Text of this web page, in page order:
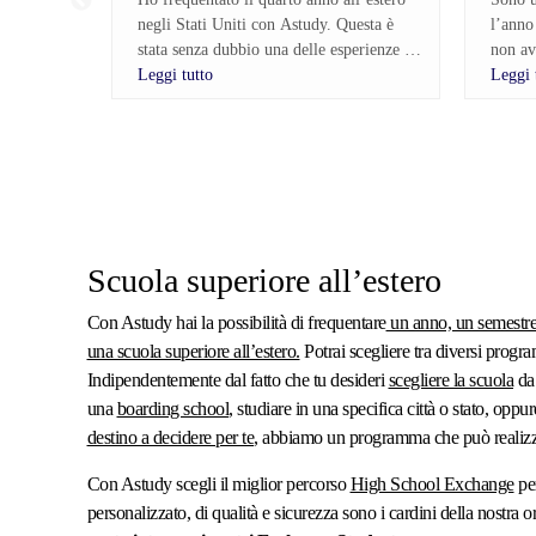
negli Stati Uniti con Astudy. Questa è
stata senza dubbio una delle esperienze più
belle della mia vita e la rifarei altre mille
e occasioni per coinvolgere tutti gli
Vivere in una cultura così diversa dalla
mia mi ha fatto crescere tantissimo. Ho
imparato a essere molto più aperta
mentalmente, ho scoperto lati di me che
non conoscevo e sono diventata molto più
indipendente. Ho imparato ad affrontare e
risolvere i problemi da sola, sviluppando
maggiore sicurezza in me stessa.
Leggi tutto
non
non
ero
è
parte
Leggi
Scuola superiore all’estero
Con Astudy hai la possibilità di frequentareun anno, un
una scuola superiore all’estero. Potrai scegliere tra diversi
Indipendentemente dal fatto che tu desideri scegliere la scuola
una boarding school, studiare in una specifica città o stato,
destino a decidere per te, abbiamo un programma che può
Con Astudy scegli il miglior percorsoHigh School Exchange
personalizzato, di qualità e sicurezza sono i cardini della nostra